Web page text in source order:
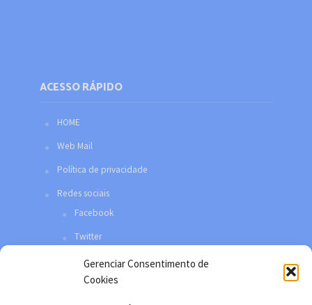
Gerenciar Consentimento de
Cookies
ACESSO RÁPIDO
HOME
Web Mail
Política de privacidade
Redes sociais
Facebook
Twitter
YouTube
Instagram